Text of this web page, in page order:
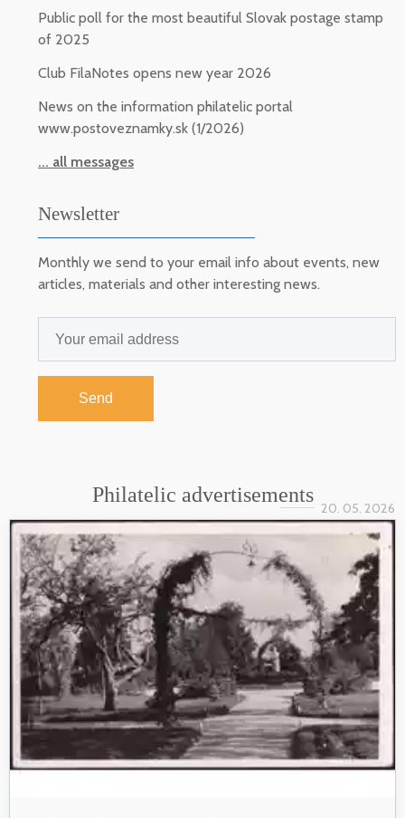
Public poll for the most beautiful Slovak postage stamp
of 2025
Club FilaNotes opens new year 2026
News on the information philatelic portal
www.postoveznamky.sk (1/2026)
... all messages
Newsletter
Monthly we send to your email info about events, new
articles, materials and other interesting news.
Send
Philatelic advertisements
20. 05. 2026